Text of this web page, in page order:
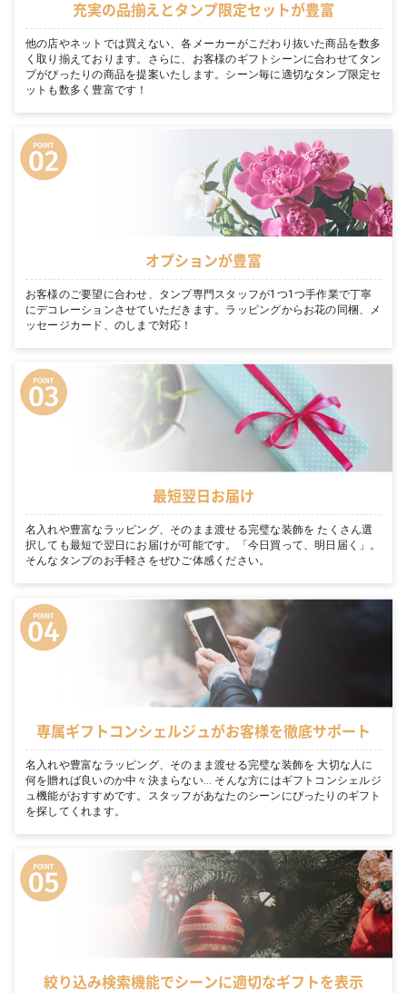
充実の品揃えとタンプ限定セットが豊富
他の店やネットでは買えない、各メーカーがこだわり抜いた商品を数多
く取り揃えております。さらに、お客様のギフトシーンに合わせてタン
プがぴったりの商品を提案いたします。シーン毎に適切なタンプ限定セ
ットも数多く豊富です！
オプションが豊富
お客様のご要望に合わせ、タンプ専門スタッフが1つ1つ手作業で丁寧
にデコレーションさせていただきます。ラッピングからお花の同梱、メ
ッセージカード、のしまで対応！
最短翌日お届け
名入れや豊富なラッピング、そのまま渡せる完璧な装飾を たくさん選
択しても最短で翌日にお届けが可能です。「今日買って、明日届く」。
そんなタンプのお手軽さをぜひご体感ください。
専属ギフトコンシェルジュがお客様を徹底サポート
名入れや豊富なラッピング、そのまま渡せる完璧な装飾を 大切な人に
何を贈れば良いのか中々決まらない… そんな方にはギフトコンシェルジ
ュ機能がおすすめです。スタッフがあなたのシーンにぴったりのギフト
を探してくれます。
絞り込み検索機能でシーンに適切なギフトを表示